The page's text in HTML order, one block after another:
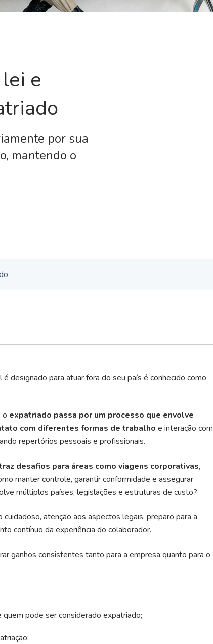
e
por sua
mantendo o
designado para atuar fora do seu país é conhecido como
o expatriado passa por um processo que envolve
com diferentes formas de trabalho e interação com
repertórios pessoais e profissionais.
desafios para áreas como viagens corporativas,
manter controle, garantir conformidade e assegurar
múltiplos países, legislações e estruturas de custo?
atenção aos aspectos legais, preparo para a
contínuo da experiência do colaborador.
ganhos consistentes tanto para a empresa quanto para o
quem pode ser considerado expatriado;